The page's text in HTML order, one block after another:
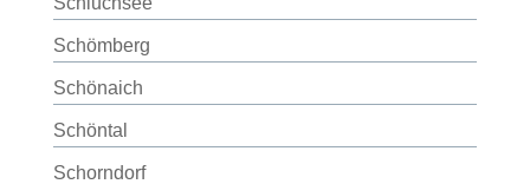
Schömberg
Schönaich
Schöntal
Schorndorf